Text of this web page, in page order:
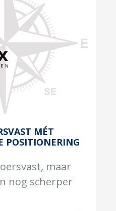
MÉT
POSITIONERING
maar
nog scherper